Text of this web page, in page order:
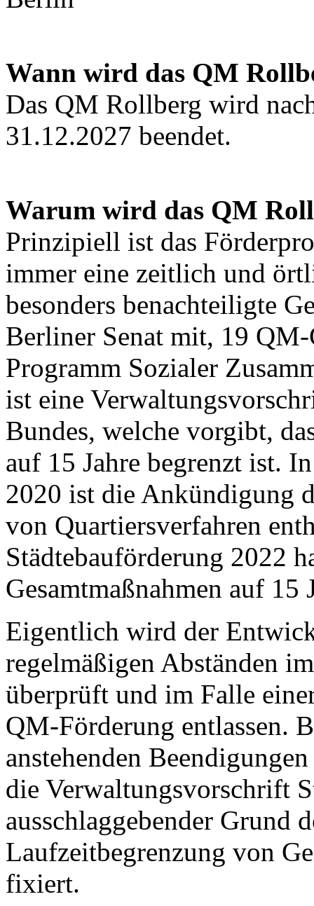
Wann wird das QM
Das QM Rollberg wird
31.12.2027 beendet.
Warum wird das QM
Prinzipiell ist das
immer eine zeitlich und
besonders benachteiligte
Berliner Senat mit, 19
Programm Sozialer
ist eine
Bundes, welche vorgibt,
auf 15 Jahre begrenzt ist.
2020 ist die Ankündigung
von Quartiersverfahren
Städtebauförderung 2022
Gesamtmaßnahmen auf
Eigentlich wird der
regelmäßigen Abständen
überprüft und im Falle
QM-Förderung entlassen.
anstehenden
die Verwaltungsvorschrift
ausschlaggebender Grund
Laufzeitbegrenzung von
fixiert.